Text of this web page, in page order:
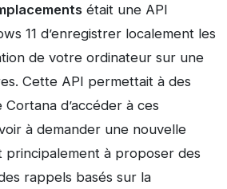
était une API
11 d’enregistrer localement les
de votre ordinateur sur une
Cette API permettait à des
d’accéder à ces
à demander une nouvelle
principalement à proposer des
rappels basés sur la